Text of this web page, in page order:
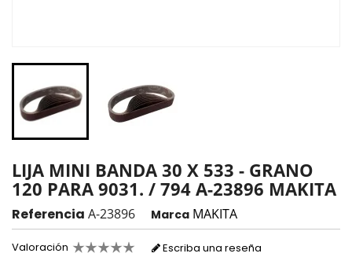
LIJA MINI BANDA 30 X 533 - GRANO
120 PARA 9031. / 794 A-23896 MAKITA
Referencia A-23896 Marca MAKITA
Valoración Escriba una reseña